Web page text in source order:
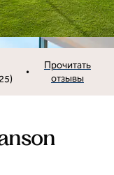
)
•
Прочитать
отзывы